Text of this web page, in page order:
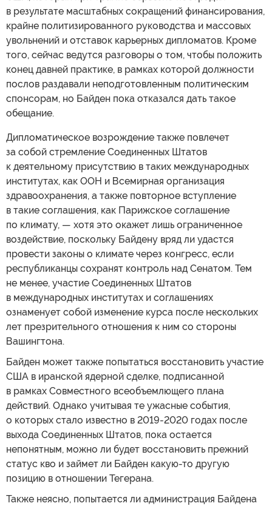
в результате масштабных сокращений финансирования,
крайне политизированного руководства и массовых
увольнений и отставок карьерных дипломатов. Кроме
того, сейчас ведутся разговоры о том, чтобы положить
конец давней практике, в рамках которой должности
послов раздавали неподготовленным политическим
спонсорам, но Байден пока отказался дать такое
обещание.
Дипломатическое возрождение также повлечет
за собой стремление Соединенных Штатов
к деятельному присутствию в таких международных
институтах, как ООН и Всемирная организация
здравоохранения, а также повторное вступление
в такие соглашения, как Парижское соглашение
по климату, — хотя это окажет лишь ограниченное
воздействие, поскольку Байдену вряд ли удастся
провести законы о климате через конгресс, если
республиканцы сохранят контроль над Сенатом. Тем
не менее, участие Соединенных Штатов
в международных институтах и соглашениях
ознаменует собой изменение курса после нескольких
лет презрительного отношения к ним со стороны
Вашингтона.
Байден может также попытаться восстановить участие
США в иранской ядерной сделке, подписанной
в рамках Совместного всеобъемлющего плана
действий. Однако учитывая те ужасные события,
о которых стало известно в 2019-2020 годах после
выхода Соединенных Штатов, пока остается
непонятным, можно ли будет восстановить прежний
статус кво и займет ли Байден какую-то другую
позицию в отношении Тегерана.
Также неясно, попытается ли администрация Байдена